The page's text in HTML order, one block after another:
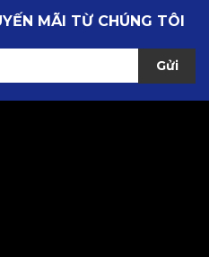
MÃI TỪ CHÚNG TÔI
Gửi